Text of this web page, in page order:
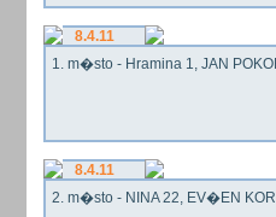
8.4.11
1. m�sto - Hramina 1, JAN
8.4.11
2. m�sto - NINA 22, EV�EN